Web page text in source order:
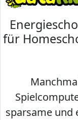
für
sparsame und